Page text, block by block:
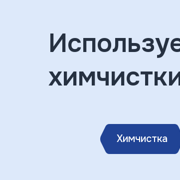
Химчистка